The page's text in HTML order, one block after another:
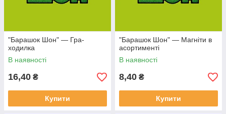
"Барашок Шон" — Гра-
ходилка
В наявності
16,40 ₴
Купити
"Барашок Шон" — Магніти в
асортименті
В наявності
8,40 ₴
Купити